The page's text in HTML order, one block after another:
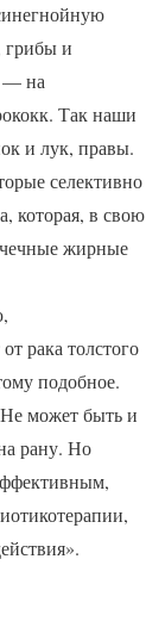
грибы и
— на
Так наши
и лук, правы.
селективно
которая, в свою
жирные
рака толстого
подобное.
может быть и
рану. Но